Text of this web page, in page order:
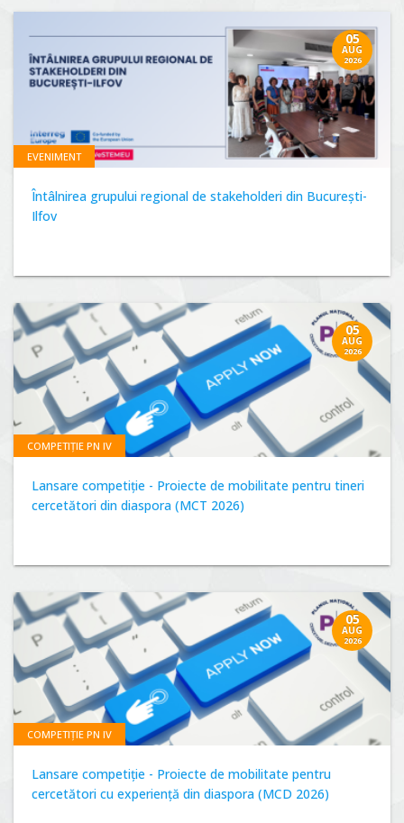
05
AUG
2026
EVENIMENT
Întâlnirea grupului regional de stakeholderi din București-
Ilfov
05
AUG
2026
COMPETIȚIE PN IV
Lansare competiție - Proiecte de mobilitate pentru tineri
cercetători din diaspora (MCT 2026)
05
AUG
2026
COMPETIȚIE PN IV
Lansare competiție - Proiecte de mobilitate pentru
cercetători cu experiență din diaspora (MCD 2026)